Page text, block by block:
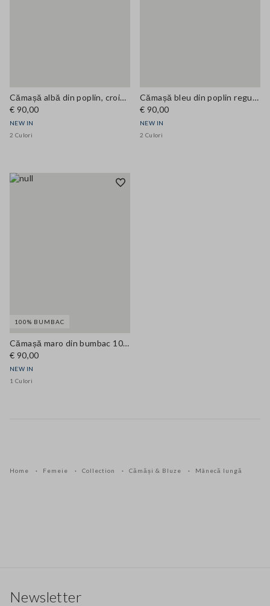
Cămașă albă din poplin, croială regular
€ 90,00
NEW IN
2 Culori
Cămașă bleu din poplin regular fit
€ 90,00
NEW IN
2 Culori
100% BUMBAC
Cămașă maro din bumbac 100% în carouri, cu guler cu fundă, croi regular
€ 90,00
NEW IN
1 Culori
Home Femeie Collection Cămăși & Bluze Mânecă lungă
Newsletter